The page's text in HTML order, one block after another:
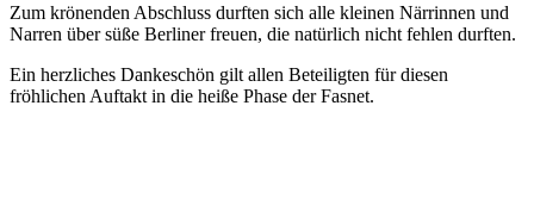
Zum krönenden Abschluss durften sich alle kleinen Närrinnen und
Narren über süße Berliner freuen, die natürlich nicht fehlen durften.
Ein herzliches Dankeschön gilt allen Beteiligten für diesen
fröhlichen Auftakt in die heiße Phase der Fasnet.